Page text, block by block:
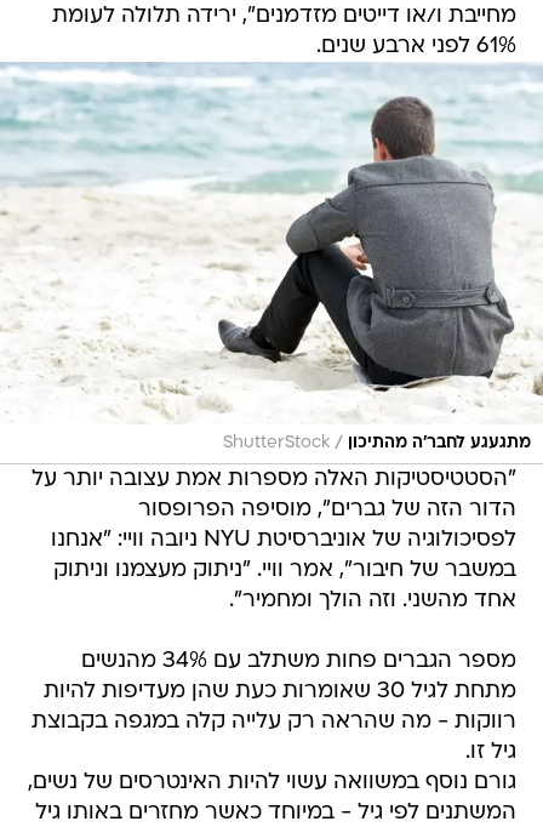
מחייבת ו/או דייטים מזדמנים", ירידה תלולה לעומת
61% לפני ארבע שנים.
מתגעגע לחבר׳ה מהתיכון /
ShutterStock
"הסטטיסטיקות האלה מספרות אמת עצובה יותר על
הדור הזה של גברים", מוסיפה הפרופסור
לפסיכולוגיה של אוניברסיטת NYU ניובה וויי: "אנחנו
במשבר של חיבור", אמר וויי. "ניתוק מעצמנו וניתוק
אחד מהשני. וזה הולך ומחמיר".
מספר הגברים פחות משתלב עם 34% מהנשים
מתחת לגיל 30 שאומרות כעת שהן מעדיפות להיות
רווקות - מה שהראה רק עלייה קלה במגפה בקבוצת
גיל זו.
גורם נוסף במשוואה עשוי להיות האינטרסים של נשים,
המשתנים לפי גיל - במיוחד כאשר מחזרים באותו גיל